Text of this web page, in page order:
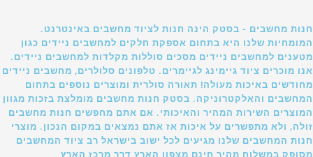
חנות מחשבים - בסטק הינה חנות לציוד מחשבים באינטרנט.
המומחיות שלנו היא בתחום אספקת חלקים למחשבים ניידים כגון
מטענים למחשבים ניידים מסכים סוללות מקלדות למחשבים ניידים.
אנו מוכרים ציוד גיימינג לגיימרים. טלפונים סלולרים, מחשבים ניידים
מחודשים באיכות מעולה! תאורה סולרית ומוצרים נוספים בתחום
המחשבים והאלקטרוניקה. בסטק חנות מחשבים מומלצת בזכות מגוון
המוצרים השירות המהיר והאיכותי. אם אתם מחפשים חנות מחשבים
זולה, ולא מתפשרים על איכות אז אתם נמצאים במקום הנכון. מוצרי
חנות המחשבים שלנו מגיעים לכל ישוב בישראל רב ציוד המחשבים
מסופק במשלוח מהיר חינם מצפון הארץ דרך מרכז הארץ